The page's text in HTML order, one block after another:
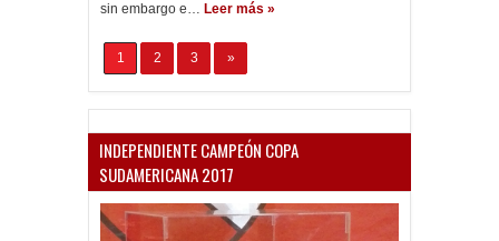
sin embargo e… Leer más »
1 2 3 »
INDEPENDIENTE CAMPEÓN COPA
SUDAMERICANA 2017